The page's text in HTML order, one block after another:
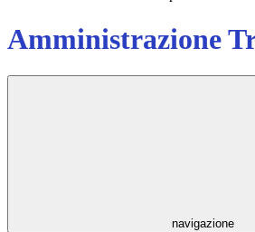
Amministrazione
navigazione